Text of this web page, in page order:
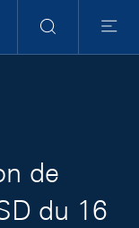
RechercheMenu
de
du 16